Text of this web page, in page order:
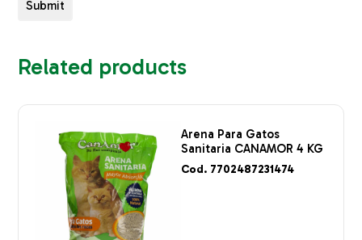
Related products
Arena Para Gatos
Sanitaria CANAMOR 4 KG
Cod. 7702487231474